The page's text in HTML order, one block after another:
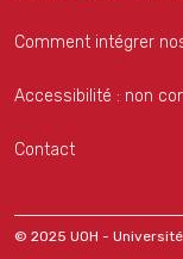
Comment intégrer
Accessibilité : non
Contact
© 2025 UOH -